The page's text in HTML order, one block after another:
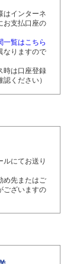
はインターネ
お支払口座の
一覧はこちら
なりますので
時は口座登録
ください）
ルにてお送り
め先またはご
ございますの